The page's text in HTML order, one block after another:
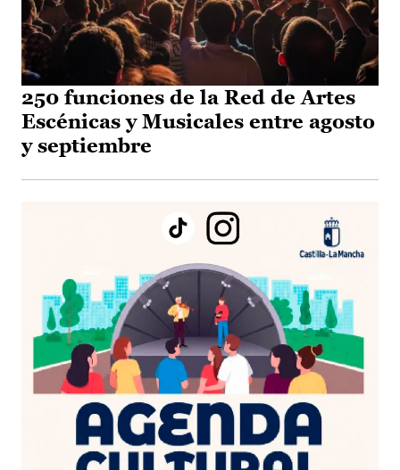
250 funciones de la Red de Artes
Escénicas y Musicales entre agosto
y septiembre